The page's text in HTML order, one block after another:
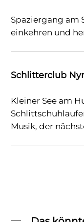
Spaziergang am
einkehren und
Schlitterclub
Kleiner See am
Musik, der